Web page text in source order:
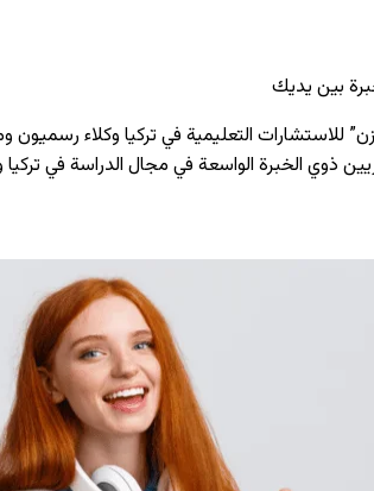
بين يديك
للاستشارات التعليمية في تركيا وكلاء
ذوي الخبرة الواسعة في مجال الدراسة في تركيا